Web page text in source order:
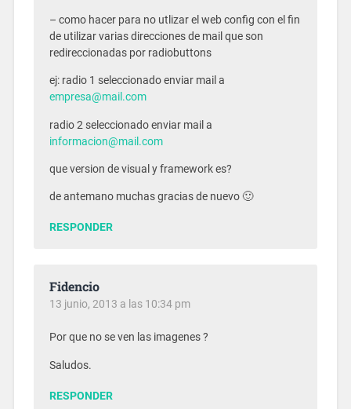
– como hacer para no utlizar el web config con el fin
de utilizar varias direcciones de mail que son
redireccionadas por radiobuttons
ej: radio 1 seleccionado enviar mail a
empresa@mail.com
radio 2 seleccionado enviar mail a
informacion@mail.com
que version de visual y framework es?
de antemano muchas gracias de nuevo 🙂
RESPONDER
Fidencio
13 junio, 2013 a las 10:34 pm
Por que no se ven las imagenes ?
Saludos.
RESPONDER